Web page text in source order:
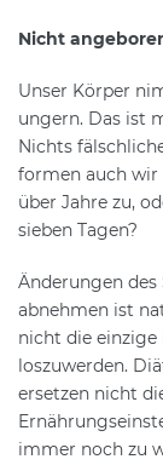
Nicht
Unser Körper
ungern. Das ist
Nichts
formen auch wir
über Jahre zu,
sieben Tagen?
Änderungen
abnehmen ist
nicht die
loszuwerden.
ersetzen nicht
immer noch zu